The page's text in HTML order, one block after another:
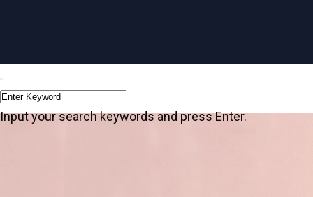
Input your search keywords and press Enter.